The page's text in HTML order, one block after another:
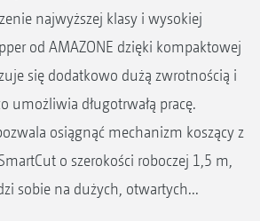
najwyższej klasy i wysokiej
od AMAZONE dzięki kompaktowej
się dodatkowo dużą zwrotnością i
umożliwia długotrwałą pracę.
osiągnąć mechanizm koszący z
o szerokości roboczej 1,5 m,
sobie na dużych, otwartych...